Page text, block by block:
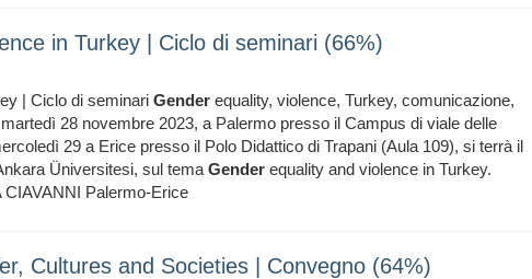
in Turkey | Ciclo di seminari (66%)
| Ciclo di seminari Gender equality, violence, Turkey, comunicazione,
28 novembre 2023, a Palermo presso il Campus di viale delle
29 a Erice presso il Polo Didattico di Trapani (Aula 109), si terrà il
Üniversitesi, sul tema Gender equality and violence in Turkey.
Palermo-Erice
Cultures and Societies | Convegno (64%)